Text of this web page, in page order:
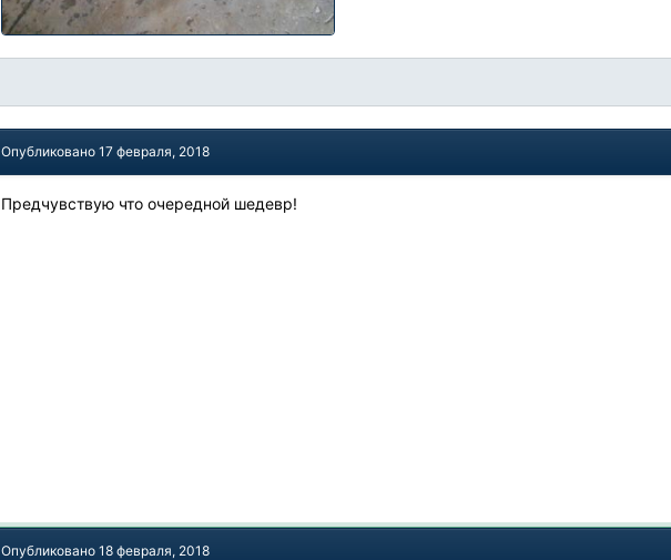
Опубликовано17 февраля, 2018
Предчувствую что очередной шедевр!
Опубликовано18 февраля, 2018